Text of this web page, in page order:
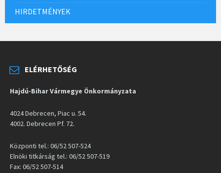
HIRDETMÉNYEK
ELÉRHETŐSÉG
Hajdú-Bihar Vármegye Önkormányzata
4024 Debrecen, Piac u. 54.
4002. Debrecen Pf. 72.
Központi tel.: 06/52 507-524
Elnöki titkárság tel.: 06/52 507-519
Fax: 06/52 507-514